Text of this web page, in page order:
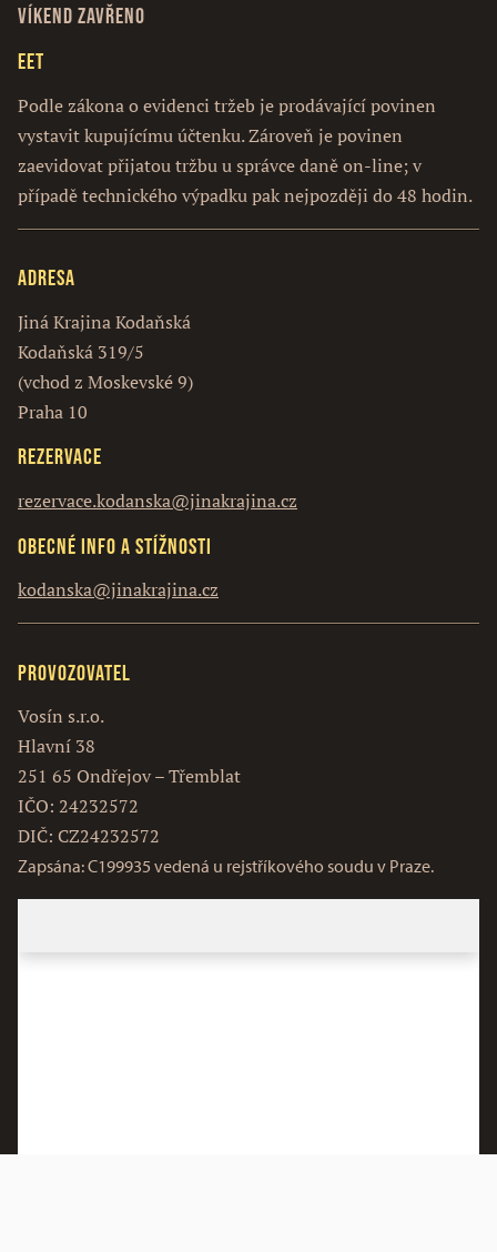
Víkend zavřeno
EET
Podle zákona o evidenci tržeb je prodávající povinen
vystavit kupujícímu účtenku. Zároveň je povinen
zaevidovat přijatou tržbu u správce daně on-line; v
případě technického výpadku pak nejpozději do 48 hodin.
Adresa
Jiná Krajina Kodaňská
Kodaňská 319/5
(vchod z Moskevské 9)
Praha 10
Rezervace
rezervace.kodanska@jinakrajina.cz
Obecné info a stížnosti
kodanska@jinakrajina.cz
Provozovatel
Vosín s.r.o.
Hlavní 38
251 65 Ondřejov – Třemblat
IČO: 24232572
DIČ: CZ24232572
Zapsána: C199935 vedená u rejstříkového soudu v Praze.